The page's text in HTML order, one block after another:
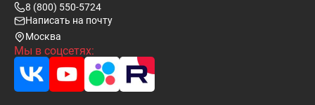
8 (800) 550-5724
Написать на почту
Москва
Мы в соцсетях: